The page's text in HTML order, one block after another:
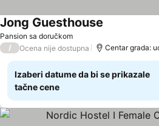
Pansion sa doručkom
Jong Guesthouse
/ Ocena nije dostupna Centar grada:
Izaberi datume da bi se prikazale
tačne cene